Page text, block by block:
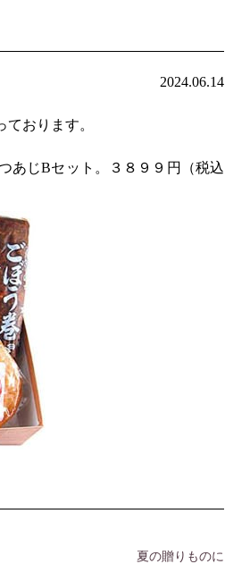
2024.06.14
おります。
あじBセット。３８９９円（税込
夏の贈りものに